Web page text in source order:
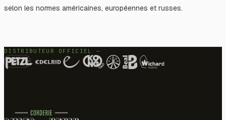
selon les normes américaines, européennes et russes.
DISTRIBUTEUR OFFICIEL —